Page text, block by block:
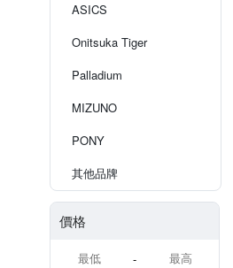
ASICS
Onitsuka Tiger
Palladium
MIZUNO
PONY
其他品牌
價格
-